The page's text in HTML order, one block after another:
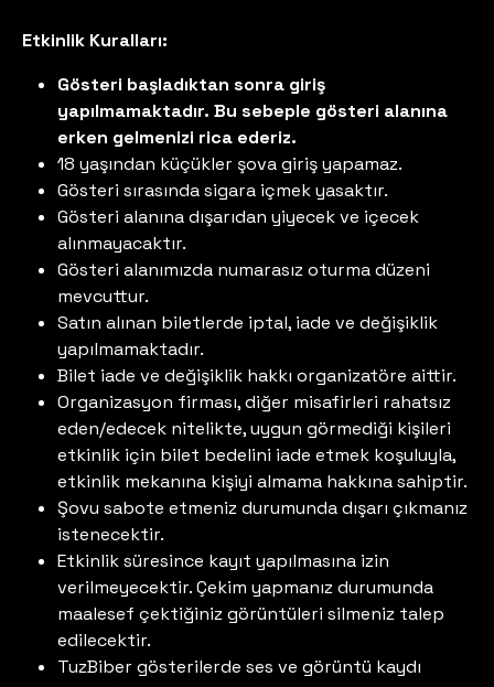
Etkinlik Kuralları:
Gösteri başladıktan sonra giriş
yapılmamaktadır. Bu sebeple gösteri alanına
erken gelmenizi rica ederiz.
18 yaşından küçükler şova giriş yapamaz.
Gösteri sırasında sigara içmek yasaktır.
Gösteri alanına dışarıdan yiyecek ve içecek
alınmayacaktır.
Gösteri alanımızda numarasız oturma düzeni
mevcuttur.
Satın alınan biletlerde iptal, iade ve değişiklik
yapılmamaktadır.
Bilet iade ve değişiklik hakkı organizatöre aittir.
Organizasyon firması, diğer misafirleri rahatsız
eden/edecek nitelikte, uygun görmediği kişileri
etkinlik için bilet bedelini iade etmek koşuluyla,
etkinlik mekanına kişiyi almama hakkına sahiptir.
Şovu sabote etmeniz durumunda dışarı çıkmanız
istenecektir.
Etkinlik süresince kayıt yapılmasına izin
verilmeyecektir. Çekim yapmanız durumunda
maalesef çektiğiniz görüntüleri silmeniz talep
edilecektir.
TuzBiber gösterilerde ses ve görüntü kaydı